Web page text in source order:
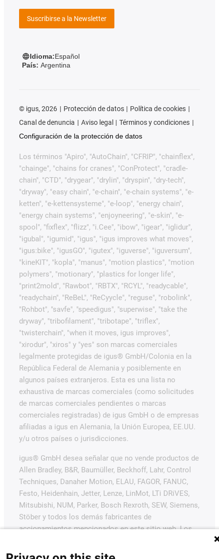
Suscribirse a la Newsletter
Idioma:Español
País: Argentina
© igus, 2026 Protección de datos
Política de cookies
Canal de denuncia
Aviso legal
Términos y condiciones
Configuración de la protección de datos
Los términos "Apiro", "AutoChain", "CFRIP", "chainflex",
"chainge", "chains for cranes", "ConProtect", "cradle-
chain", "CTD", "drygear", "drylin", "dryspin", "dry-tech",
"dryway", "easy chain", "e-chain", "e-chain systems", "e-
ketten", "e-kettensysteme", "e-loop", "energy chain",
"energy chain systems", "enjoyneering", "e-skin", "e-
spool", "fixflex", "flizz", "i.Cee", "ibow", "igear", "iglidur",
"igubal", "igumid", "igus", "igus improves what moves",
"igus:bike", "igusGO", "igutex", "iguverse", "iguversum",
"kineKIT", "kopla", "manus", "motion plastics", "motion
polymers", "motionary", "plastics for longer life",
"print2mold", "Rawbot", "RBTX", "RCYL", "readycable",
"readychain", "ReBeL", "ReCyycle", "reguse", "robolink",
"Rohbot", "savfe", "speedigus", "superwise", "take the
dryway", "tribofilament", "tribotape", "triflex",
"twisterchain", "when it moves, igus improves",
"xirodur", "xiros" y "yes" son marcas comerciales
legalmente protegidas de igus® GmbH/Colonia en la
República Federal de Alemania y posiblemente en
algunos países extranjeros. Esta es una lista no
exhaustiva de marcas comerciales (como solicitudes
de marcas comerciales pendientes o marcas
comerciales registradas) de igus GmbH o de empresas
afiliadas a igus en Alemania, la Unión Europea, EE.UU.
y/u otros países o jurisdicciones.
igus® GmbH desea señalar que no vende productos de
Allen Bradley, B&R, Baumüller, Beckhoff, Lahr, Control
Techniques, Danaher Motion, ELAU, FAGOR, FANUC,
Festo, Heidenhain, Jetter, Lenze, LinMot, LTi DRiVES,
Mitsubishi, NUM, Parker, Bosch Rexroth, SEW, Siemens,
Stöber y todos los demás fabricantes de
accionamientos mencionados en este sitio web. Los
GmbH.